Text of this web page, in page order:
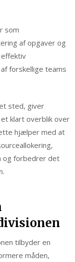
som
af opgaver og
forskellige teams
sted, giver
klart overblik over
hjælper med at
og forbedrer det
tilbyder en
måden,